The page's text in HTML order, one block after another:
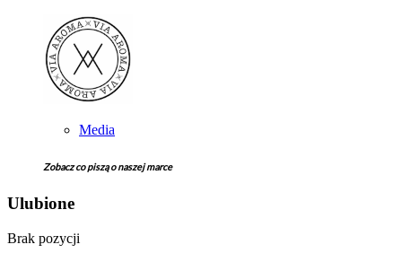
Media
Zobacz co piszą o naszej marce
Ulubione
Brak pozycji